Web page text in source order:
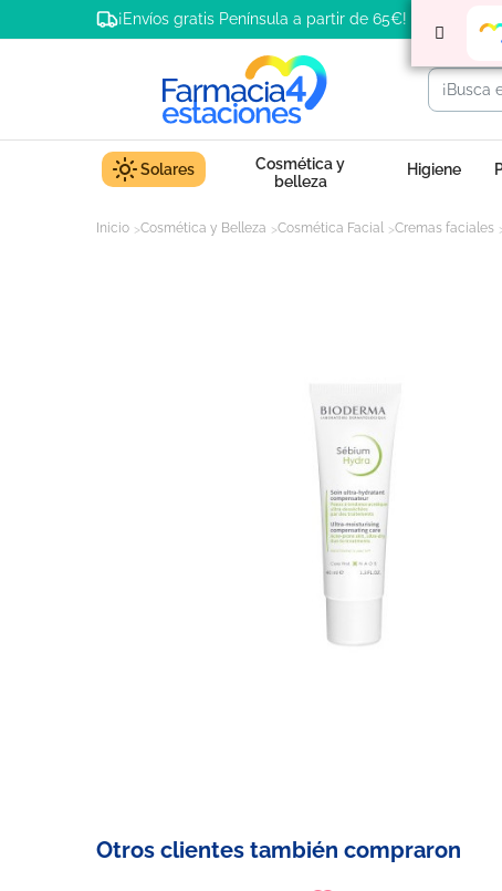
¡Envíos gratis Península a partir de 65€!
Solares
Cosmética y
belleza
Higiene
Inicio Cosmética y Belleza Cosmética Facial Cremas faciales
Otros clientes también compraron